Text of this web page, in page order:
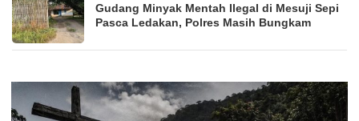
Gudang Minyak Mentah Ilegal di Mesuji Sepi
Pasca Ledakan, Polres Masih Bungkam